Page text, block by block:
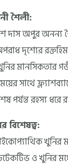
শৈলী:
দাস অপুর অনন্য
দৃশ্যের রক্তহিম
মানসিকতার
সাথে
পর্যন্ত রহস্য ধরে
বিশেষত্ব:
খুনির
ও খুনির